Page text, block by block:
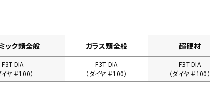
ック類全般 ガラス類全般 超硬材
F3T DIA
イヤ ＃100）
F3T DIA
（ダイヤ ＃100）
F3T DIA
（ダイヤ ＃100）